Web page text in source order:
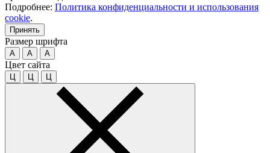
Подробнее: Политика конфиденциальности и использования
cookie.
Принять
Размер шрифта
A A A
Цвет сайта
Ц Ц Ц